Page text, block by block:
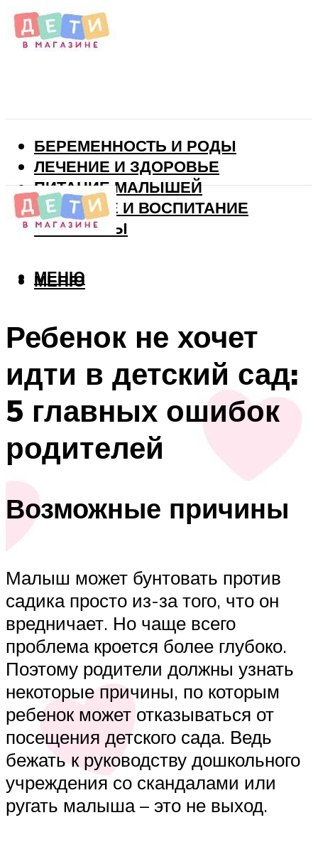
БЕРЕМЕННОСТЬ И РОДЫ
ЛЕЧЕНИЕ И ЗДОРОВЬЕ
ПИТАНИЕ МАЛЫШЕЙ
РАЗВИТИЕ И ВОСПИТАНИЕ
ВИТАМИНЫ
МЕНЮ
МЕНЮ
Ребенок не хочет
идти в детский сад:
5 главных ошибок
родителей
Возможные причины
Малыш может бунтовать против
садика просто из-за того, что он
вредничает. Но чаще всего
проблема кроется более глубоко.
Поэтому родители должны узнать
некоторые причины, по которым
ребенок может отказываться от
посещения детского сада. Ведь
бежать к руководству дошкольного
учреждения со скандалами или
ругать малыша – это не выход.